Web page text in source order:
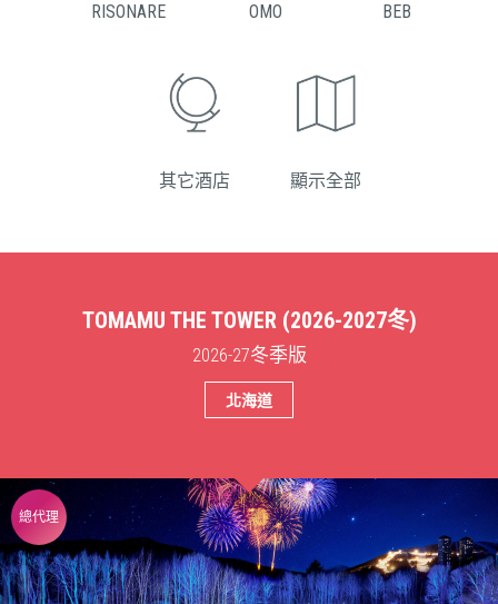
RISONARE OMO BEB
其它酒店 顯示全部
TOMAMU THE TOWER (2026-2027冬)
2026-27冬季版
北海道
總代理